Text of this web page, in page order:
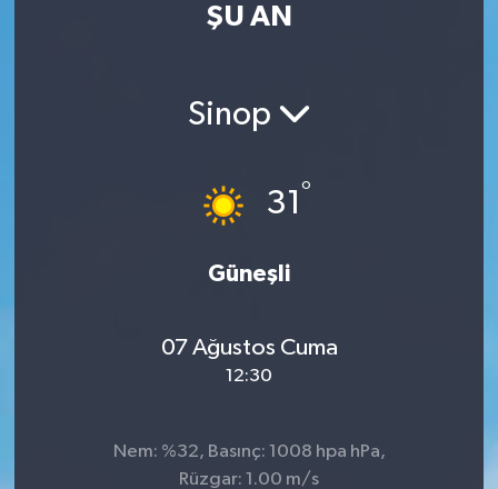
ŞU AN
Sinop
31 °
Güneşli
07 Ağustos Cuma
12:30
Nem: %32, Basınç: 1008 hpa hPa,
Rüzgar: 1.00 m/s